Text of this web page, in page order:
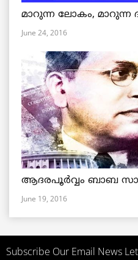
മാറുന്ന ലോകം,
June 24, 2016
ആദരപൂര്‍വ്വം ബാബ
June 19, 2016
Subscribe Our Email News